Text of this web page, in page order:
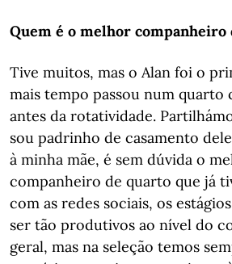
Quem é o melhor companheiro
Tive muitos, mas o Alan foi o
mais tempo passou num quarto
antes da rotatividade.
sou padrinho de casamento
à minha mãe, é sem dúvida o
companheiro de quarto que já
com as redes sociais, os
ser tão produtivos ao nível do
geral, mas na seleção temos